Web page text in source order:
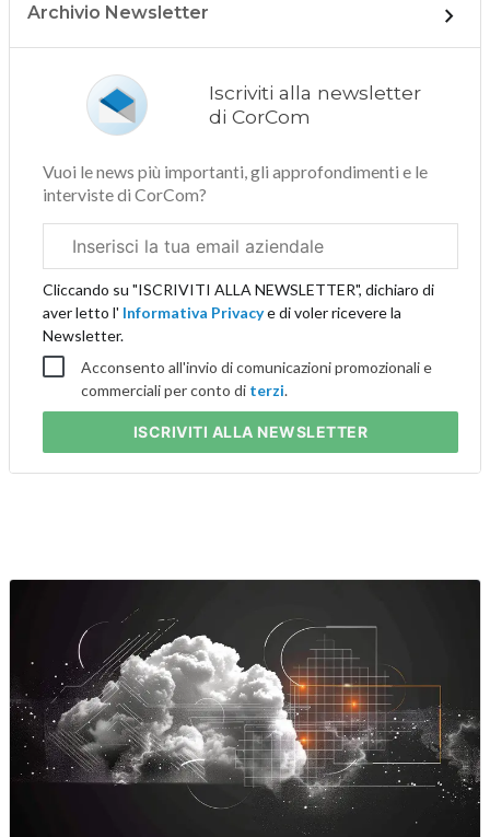
Archivio Newsletter
Iscriviti alla newsletter
di CorCom
Vuoi le news più importanti, gli approfondimenti e le
interviste di CorCom?
aziendale
Cliccando su "ISCRIVITI ALLA NEWSLETTER", dichiaro di
aver letto l' Informativa Privacye di voler ricevere la
Newsletter.
Acconsento all'invio di comunicazioni promozionali e
commerciali per conto di terzi.
ISCRIVITI ALLA NEWSLETTER